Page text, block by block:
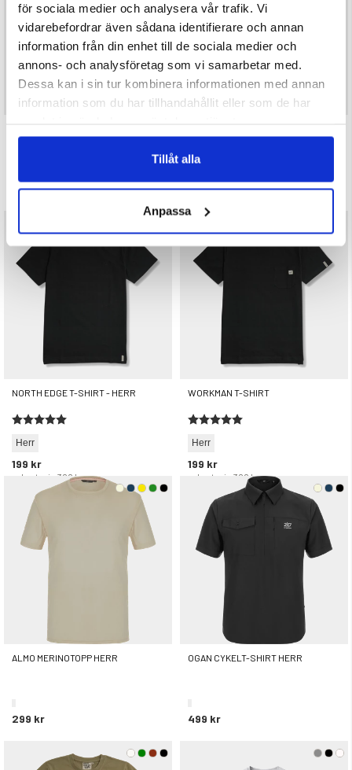
för sociala medier och analysera vår trafik. Vi
vidarebefordrar även sådana identifierare och annan
information från din enhet till de sociala medier och
annons- och analysföretag som vi samarbetar med.
Dessa kan i sin tur kombinera informationen med annan
information som du har tillhandahållit eller som de har
Tillåt alla
Anpassa
Herr
rek. utpris
Betyg:
5.0 utav 5 stjärnor
NORTH EDGE T-SHIRT - HERR
Herr
199 kr
rek. utpris 399 kr
Betyg:
5.0 utav 5 stjärnor
WORKMAN T-SHIRT
Herr
199 kr
rek. utpris 399 kr
Betyg:
5.0 utav 5 stjärnor
ALMO MERINOTOPP HERR
299 kr
OGAN CYKELT-SHIRT HERR
499 kr